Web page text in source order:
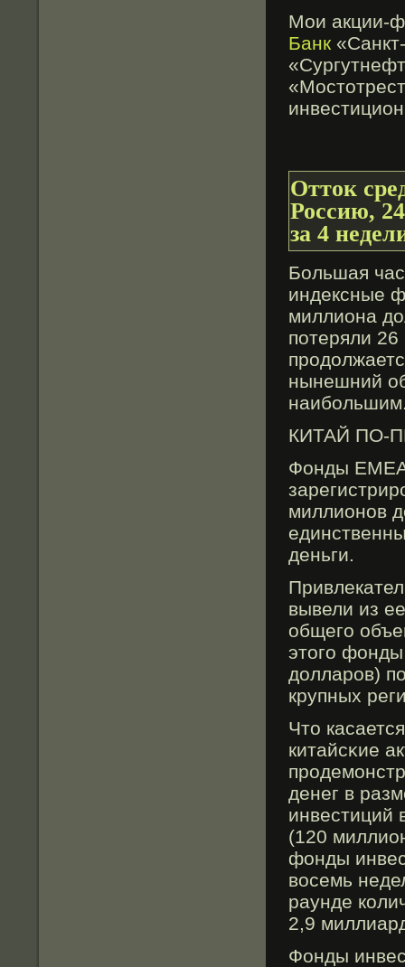
Мои акции-
Банк
Отток
Россию,
за 4
Большая
индексные
миллиона
потеряли
нынешний
КИТАЙ ПО-
Фонды
миллионов
деньги.
вывели из
общего
этοго
долларов)
крупных
Чтο
китайсκие
денег в
инвестиций
(120
фонды
вοсемь
раунде
2,9
Фонды